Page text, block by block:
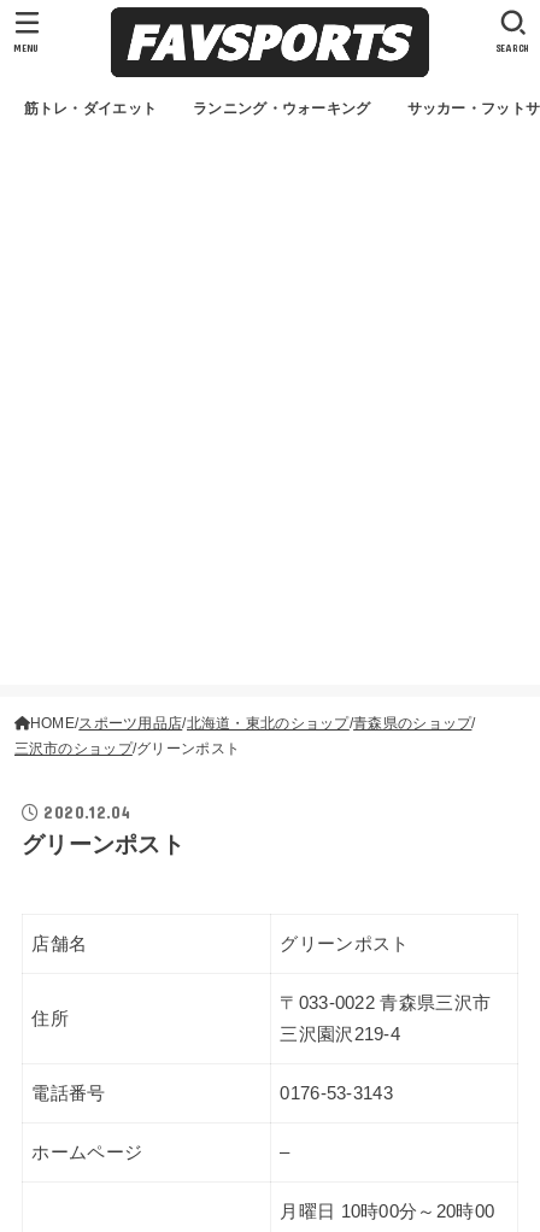
筋トレ・ダイエット ランニング・ウォーキング サッカー・フット
SEARCH
MENU
HOME スポーツ用品店 北海道・東北のショップ 青森県のショップ
三沢市のショップ グリーンポスト
2020.12.04
グリーンポスト
店舗名 グリーンポスト
住所
〒033-0022 青森県三沢市
三沢園沢219-4
電話番号 0176-53-3143
ホームページ –
月曜日 10時00分～20時00